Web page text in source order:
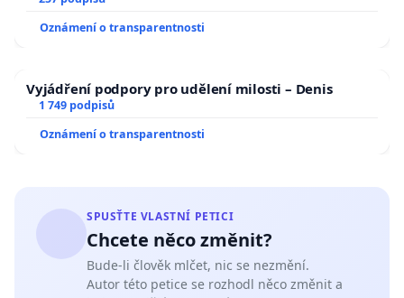
Oznámení o transparentnosti
Vyjádření podpory pro udělení milosti – Denis
1 749 podpisů
Oznámení o transparentnosti
SPUSŤTE VLASTNÍ PETICI
Chcete něco změnit?
Bude-li člověk mlčet, nic se nezmění.
Autor této petice se rozhodl něco změnit a